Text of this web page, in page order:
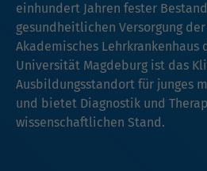
einhundert Jahren fester
gesundheitlichen Versorgung der
Akademisches
Universität Magdeburg ist das
Ausbildungsstandort für junges
und bietet Diagnostik und
wissenschaftlichen Stand.